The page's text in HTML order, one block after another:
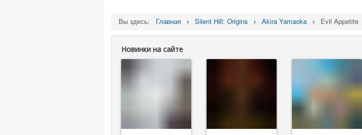
Вы здесь: Главная Silent Hill: Origins Akira Yamaoka Evil Appetite
Новинки на сайте